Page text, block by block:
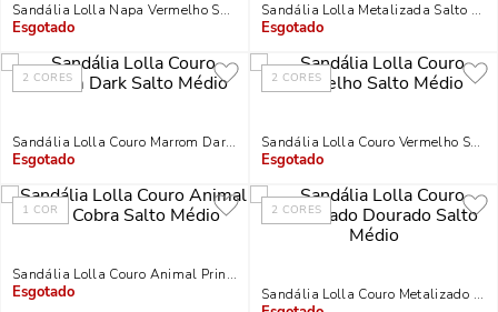
Sandália Lolla Napa Vermelho Salto Grosso
Indisponível
Sandália Lolla Metalizada Salto
Indisponível
2 CORES
Sandália Lolla Couro Marrom Dark Salto Médio
Indisponível
2 CORES
Sandália Lolla Couro Vermelho Salto
Indisponível
1 COR
Sandália Lolla Couro Animal Print Cobra Salto Médio
Indisponível
2 CORES
Sandália Lolla Couro Metalizado